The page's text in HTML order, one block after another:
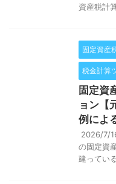
資産税計
固定資産
税金計算
固定資
ョン【
例によ
2026/7/
の固定資
建ってい